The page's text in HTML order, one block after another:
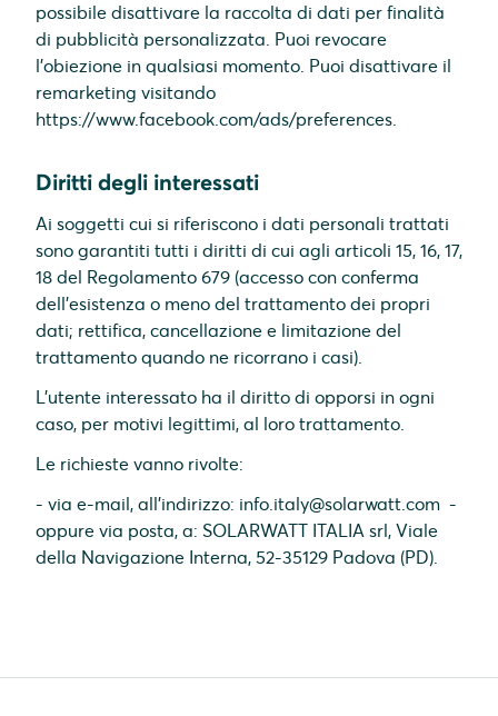
possibile disattivare la raccolta di dati per finalità
di pubblicità personalizzata. Puoi revocare
l'obiezione in qualsiasi momento. Puoi disattivare il
remarketing visitando
https://www.facebook.com/ads/preferences.
Diritti degli interessati
Ai soggetti cui si riferiscono i dati personali trattati
sono garantiti tutti i diritti di cui agli articoli 15, 16, 17,
18 del Regolamento 679 (accesso con conferma
dell'esistenza o meno del trattamento dei propri
dati; rettifica, cancellazione e limitazione del
trattamento quando ne ricorrano i casi).
L’utente interessato ha il diritto di opporsi in ogni
caso, per motivi legittimi, al loro trattamento.
Le richieste vanno rivolte:
- via e-mail, all'indirizzo: info.italy@solarwatt.com -
oppure via posta, a: SOLARWATT ITALIA srl, Viale
della Navigazione Interna, 52-35129 Padova (PD).